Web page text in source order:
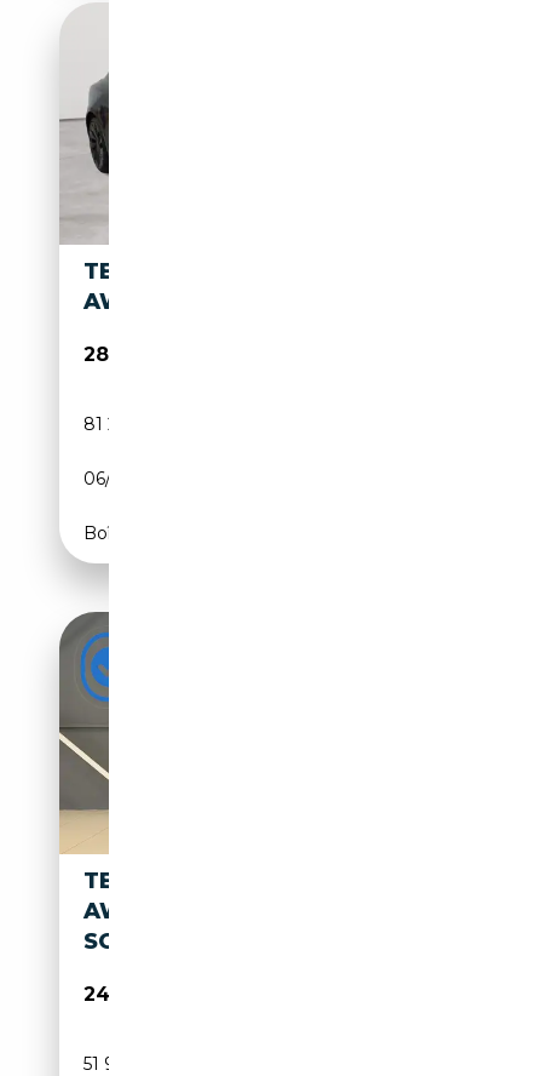
TESLA MODEL 3 MODEL 3 LR
AWD PERFORMANCE
28 289€
81 280 km
06/2022
Boîte automatique
TESLA MODEL 3 LONG RANGE
AWD 75 KWH | AUTOPILOT |
SOH 87,4% | 51
24 744€
51 967 km